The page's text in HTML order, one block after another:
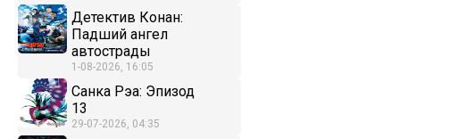
Детектив Конан:
Падший ангел
автострады
1-08-2026, 16:05
Санка Рэа: Эпизод
13
29-07-2026, 04:35